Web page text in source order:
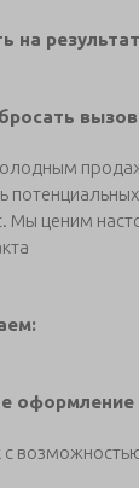
на
Мы ценим
оформление
с